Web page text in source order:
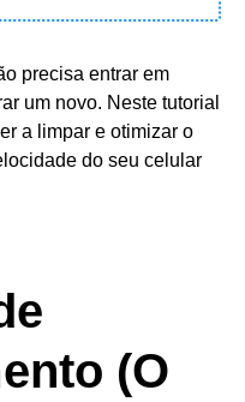
precisa entrar em
um novo. Neste tutorial
a limpar e otimizar o
do seu celular
(O